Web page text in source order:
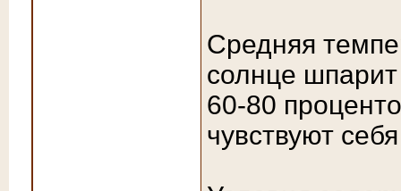
Средняя
солнце
60-80
чувствуют